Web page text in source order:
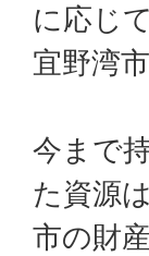
に応じ
宜野湾
今まで
た資源
市の財